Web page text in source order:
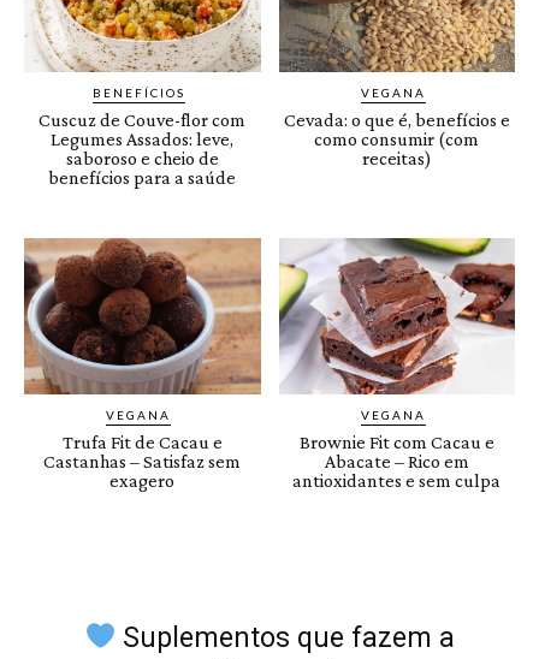
BENEFÍCIOS
Cuscuz de Couve-flor com
Legumes Assados: leve,
saboroso e cheio de
benefícios para a saúde
VEGANA
Cevada: o que é, benefícios e
como consumir (com
receitas)
VEGANA
Trufa Fit de Cacau e
Castanhas – Satisfaz sem
exagero
VEGANA
Brownie Fit com Cacau e
Abacate – Rico em
antioxidantes e sem culpa
Suplementos que fazem a